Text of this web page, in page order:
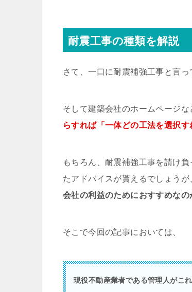
耐震工事の種類を解説
さて、一口に耐震補強工事と言っ
そして建築会社のホームページ
らすれば「一体どの工法を選択
もちろん、耐震補強工事を請け
たアドバイスが貰えるでしょう
会社の利益のためにおすすめなの
そこで今回の記事においては、
現役不動産業者である管理人がこ